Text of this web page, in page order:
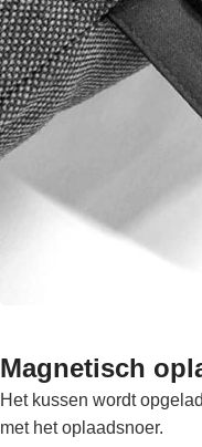
Magnetisch
Het kussen wordt
met het oplaadsnoer.